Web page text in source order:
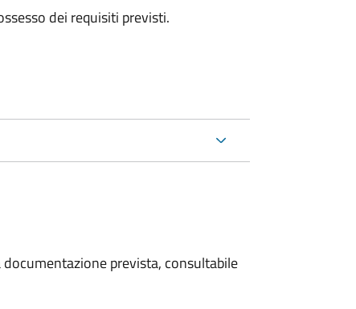
dei requisiti previsti.
prevista, consultabile